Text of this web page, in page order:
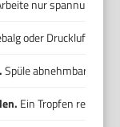
nur
oder
Spüle abnehmbare
Ein Tropfen